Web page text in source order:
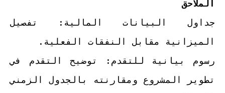
الملاحق
جداول البيانات المالية: تفصيل
الميزانية مقابل النفقات الفعلية.
رسوم بيانية للتقدم: توضيح التقدم في
تطوير المشروع ومقارنته بالجدول الزمني